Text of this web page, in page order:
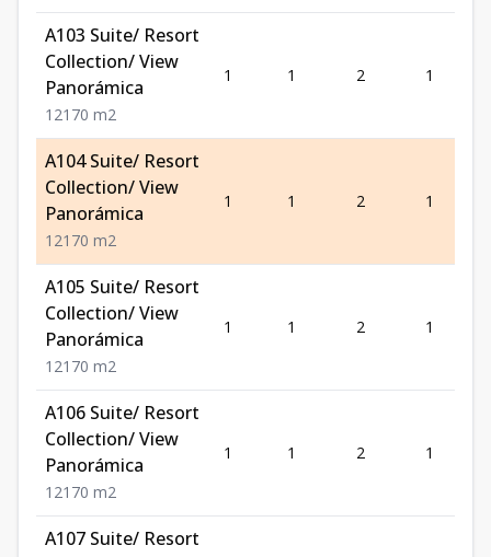
A103 Suite/ Resort
Collection/ View
Panorámica
1 21 70 m2
1 1 2 1
A104 Suite/ Resort
Collection/ View
Panorámica
1 21 70 m2
1 1 2 1
A105 Suite/ Resort
Collection/ View
Panorámica
1 21 70 m2
1 1 2 1
A106 Suite/ Resort
Collection/ View
Panorámica
1 21 70 m2
1 1 2 1
A107 Suite/ Resort